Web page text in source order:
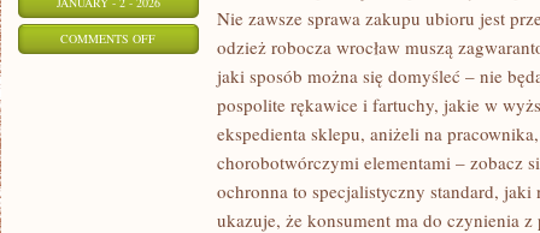
COMMENTS OFFON
Nie zawsze sprawa zakupu ubioru jest
odzież robocza wrocław muszą
jaki sposób można się domyśleć – nie
pospolite rękawice i fartuchy, jakie w
ekspedienta sklepu, aniżeli na
chorobotwórczymi elementami – zobacz
ochronna to specjalistyczny standard,
ukazuje, że konsument ma do czynienia